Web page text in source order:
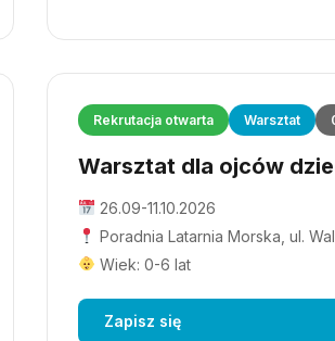
Rekrutacja otwarta Warsztat
Warsztat dla ojców
26.09-11.10.2026
Poradnia Latarnia Morska, ul.
Wiek: 0-6 lat
Zapisz się